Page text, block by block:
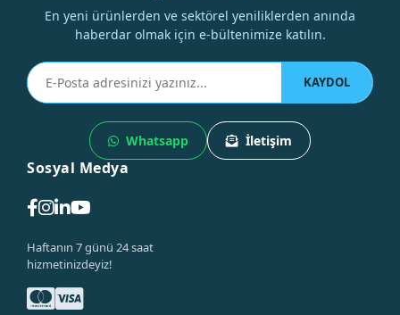
En yeni ürünlerden ve sektörel yeniliklerden anında
haberdar olmak için e-bültenimize katılın.
KAYDOL
Whatsapp İletişim
Sosyal Medya
Haftanın 7 günü 24 saat
hizmetinizdeyiz!